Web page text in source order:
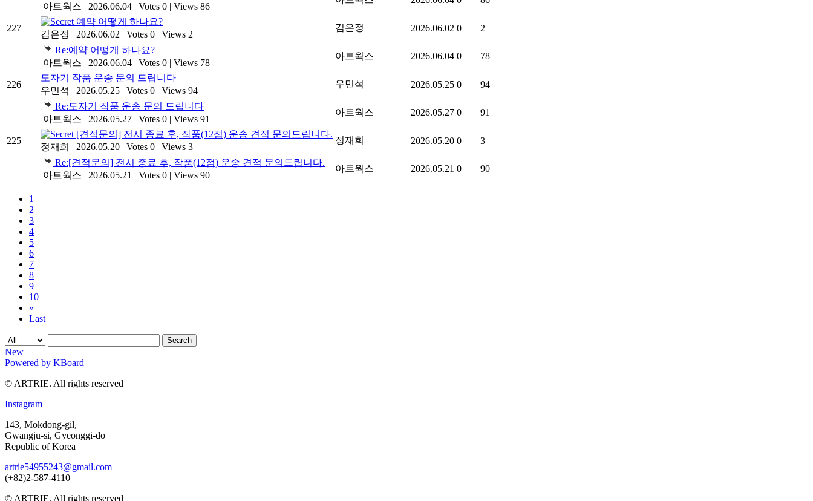
아트웍스 | 2026.06.04 | Votes 0 | Views 86
227
예약 어떻게 하나요?
김은정 | 2026.06.02 | Votes 0 | Views 2
김은정 2026.06.02 0 2
Re:예약 어떻게 하나요?
아트웍스 | 2026.06.04 | Votes 0 | Views 78
아트웍스 2026.06.04 0 78
226
도자기 작품 운송 문의 드립니다
우민석 | 2026.05.25 | Votes 0 | Views 94
우민석 2026.05.25 0 94
Re:도자기 작품 운송 문의 드립니다
아트웍스 | 2026.05.27 | Votes 0 | Views 91
아트웍스 2026.05.27 0 91
225
[견적문의] 전시 종료 후, 작품(12점) 운송 견적 문의드립니다.
정재희 | 2026.05.20 | Votes 0 | Views 3
정재희 2026.05.20 0 3
Re:[견적문의] 전시 종료 후, 작품(12점) 운송 견적 문의드립니다.
아트웍스 | 2026.05.21 | Votes 0 | Views 90
아트웍스 2026.05.21 0 90
1
2
3
4
5
6
7
8
9
10
»
Last
Search
New
Powered by KBoard
© ARTRIE. All rights reserved
Instagram
143, Mokdong-gil,
Gwangju-si, Gyeonggi-do
Republic of Korea
artrie54955243@gmail.com
(+82)2-587-4110
© ARTRIE. All rights reserved